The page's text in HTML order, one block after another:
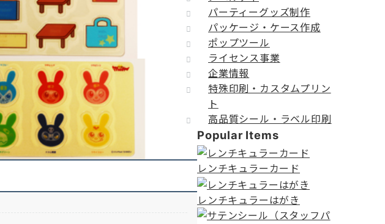
パーティーグッズ制作
パッケージ・ケース作成
ポップツール
ライセンス事業
企業情報
特殊印刷・カスタムプリン
ト
高品質シール・ラベル印刷
Popular Items
レンチキュラーカード
レンチキュラーはがき